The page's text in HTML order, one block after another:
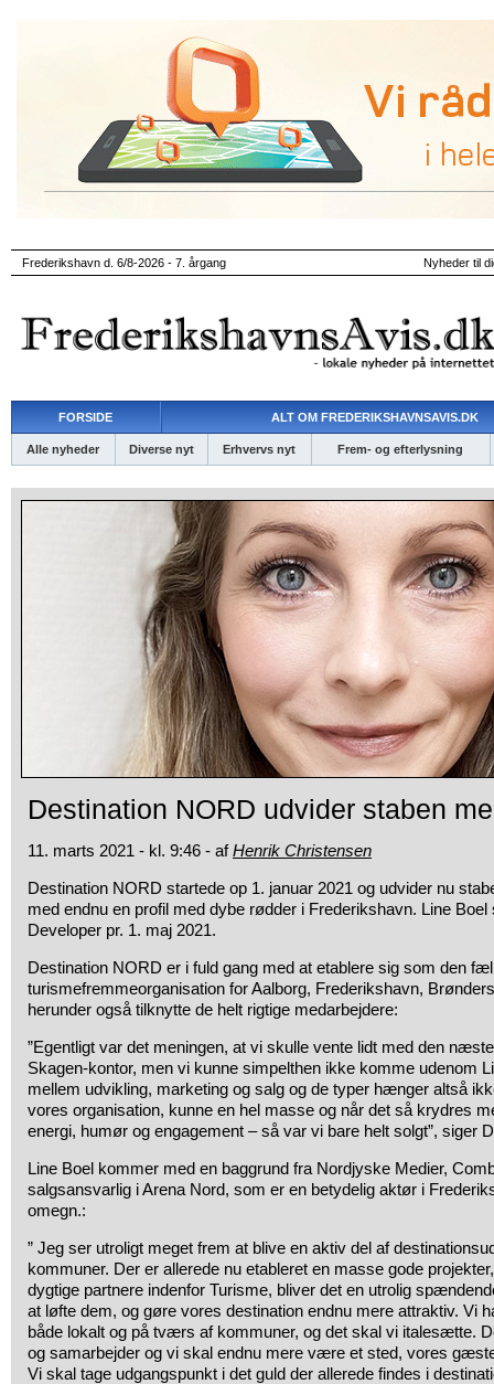
Frederikshavn d. 6/8-2026 - 7. årgang Nyheder til
FORSIDE ALT OM FREDERIKSHAVNSAVIS.DK
Alle nyheder Diverse nyt Erhvervs nyt Frem- og efterlysning
Destination NORD udvider staben
11. marts 2021 - kl. 9:46 - afHenrik Christensen
Destination NORD startede op 1. januar 2021 og udvider nu
med endnu en profil med dybe rødder i Frederikshavn. Line
Developer pr. 1. maj 2021.
Destination NORD er i fuld gang med at etablere sig som den
turismefremmeorganisation for Aalborg, Frederikshavn,
herunder også tilknytte de helt rigtige medarbejdere:
”Egentligt var det meningen, at vi skulle vente lidt med den
Skagen-kontor, men vi kunne simpelthen ikke komme udenom
mellem udvikling, marketing og salg og de typer hænger altså
vores organisation, kunne en hel masse og når det så krydres
energi, humør og engagement – så var vi bare helt solgt”, siger
Line Boel kommer med en baggrund fra Nordjyske Medier,
salgsansvarlig i Arena Nord, som er en betydelig aktør i
omegn.:
” Jeg ser utroligt meget frem at blive en aktiv del af
kommuner. Der er allerede nu etableret en masse gode
dygtige partnere indenfor Turisme, bliver det en utrolig
at løfte dem, og gøre vores destination endnu mere attraktiv. Vi
både lokalt og på tværs af kommuner, og det skal vi italesætte.
og samarbejder og vi skal endnu mere være et sted, vores
Vi skal tage udgangspunkt i det guld der allerede findes i